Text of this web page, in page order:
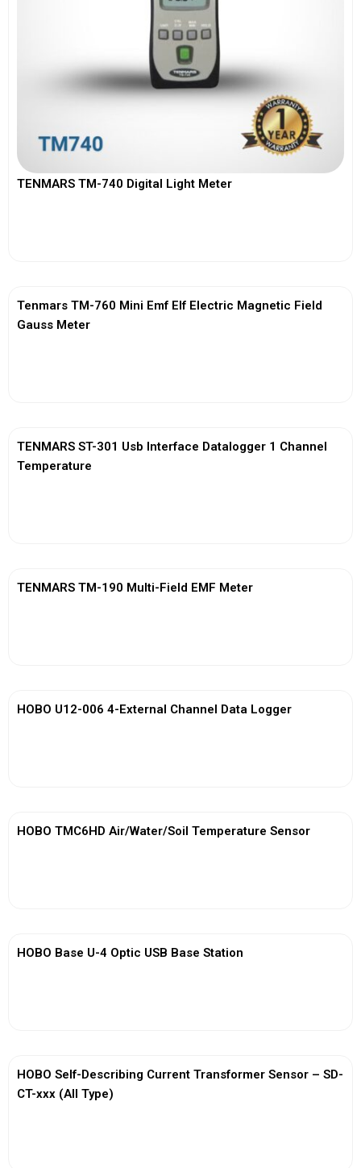
TENMARS TM-740 Digital Light Meter
Tenmars TM-760 Mini Emf Elf Electric Magnetic Field
Gauss Meter
TENMARS ST-301 Usb Interface Datalogger 1 Channel
Temperature
TENMARS TM-190 Multi-Field EMF Meter
HOBO U12-006 4-External Channel Data Logger
HOBO TMC6HD Air/Water/Soil Temperature Sensor
HOBO Base U-4 Optic USB Base Station
HOBO Self-Describing Current Transformer Sensor – SD-
CT-xxx (All Type)